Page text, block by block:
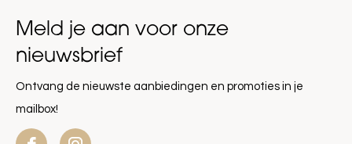
Meld je aan voor onze
nieuwsbrief
Ontvang de nieuwste aanbiedingen en promoties in je
mailbox!